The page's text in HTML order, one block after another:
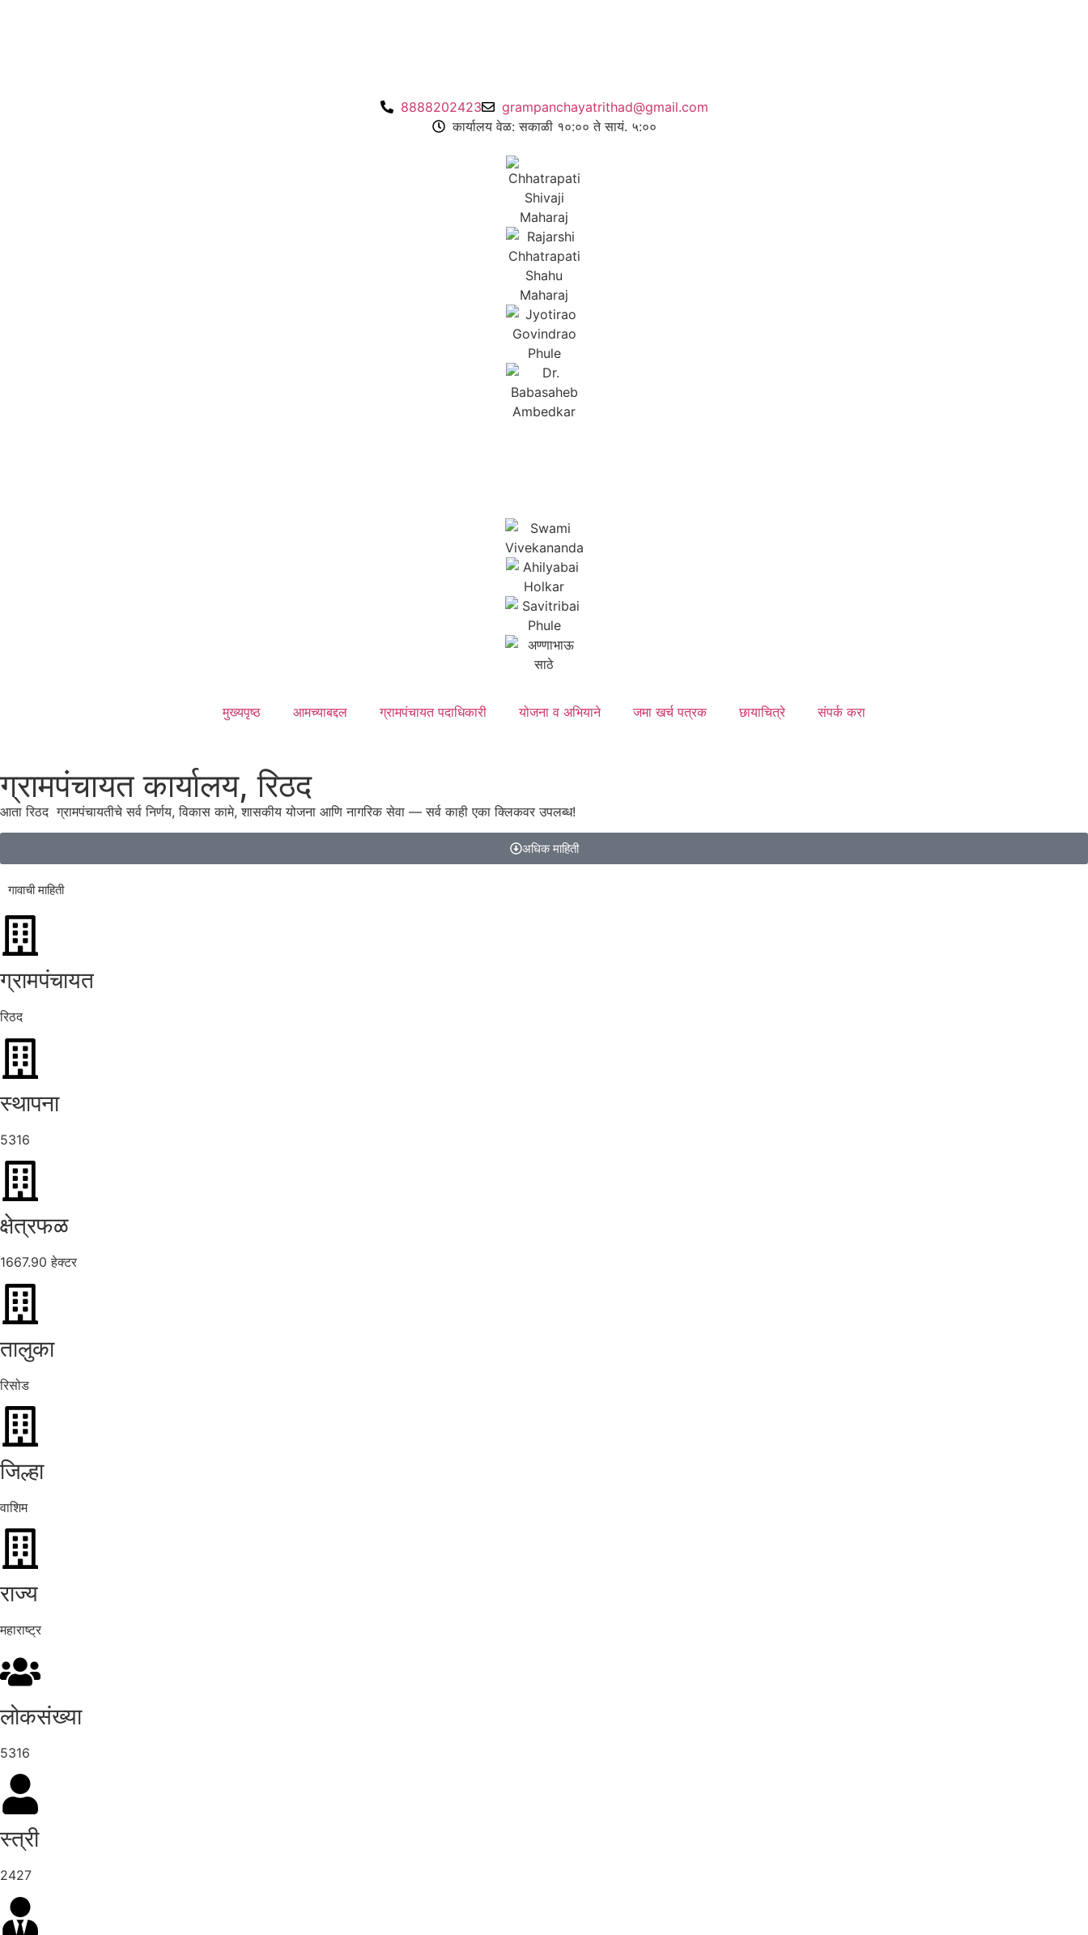
8888202423
grampanchayatrithad@gmail.com
कार्यालय वेळ: सकाळी १०:०० ते सायं. ५:००
मुख्यपृष्ठ आमच्याबद्दल ग्रामपंचायत पदाधिकारी योजना व अभियाने जमा खर्च पत्रक छायाचित्रे संपर्क करा
ग्रामपंचायत कार्यालय, रिठद
आता रिठद ग्रामपंचायतीचे सर्व निर्णय, विकास कामे, शासकीय योजना आणि नागरिक सेवा — सर्व काही एका क्लिकवर उपलब्ध!
अधिक माहिती
गावाची माहिती
ग्रामपंचायत
रिठद
स्थापना
5316
क्षेत्रफळ
1667.90 हेक्टर
तालुका
रिसोड
जिल्हा
वाशिम
राज्य
महाराष्ट्र
लोकसंख्या
5316
स्त्री
2427